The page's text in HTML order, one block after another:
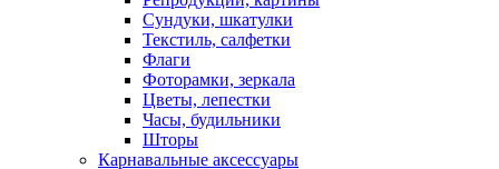
Сундуки, шкатулки
Текстиль, салфетки
Флаги
Фоторамки, зеркала
Цветы, лепестки
Часы, будильники
Шторы
Карнавальные аксессуары